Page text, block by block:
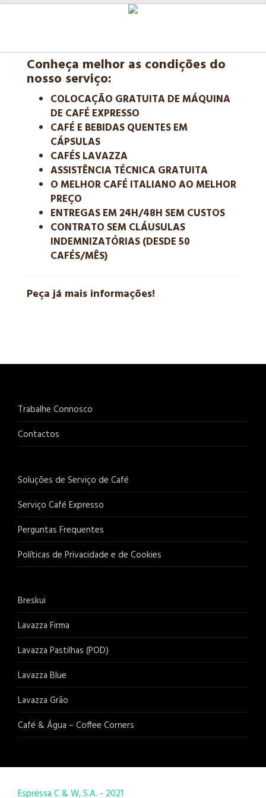
Conheça melhor as condições do
nosso serviço:
COLOCAÇÃO GRATUITA DE MÁQUINA
DE CAFÉ EXPRESSO
CAFÉ E BEBIDAS QUENTES EM
CÁPSULAS
CAFÉS LAVAZZA
ASSISTÊNCIA TÉCNICA GRATUITA
O MELHOR CAFÉ ITALIANO AO MELHOR
PREÇO
ENTREGAS EM 24H/48H SEM CUSTOS
CONTRATO SEM CLÁUSULAS
INDEMNIZATÓRIAS (DESDE 50
CAFÉS/MÊS)
Peça já mais informações!
Trabalhe Connosco
Contactos
Soluções de Serviço de Café
Serviço Café Expresso
Perguntas Frequentes
Políticas de Privacidade e de Cookies
Breskui
Lavazza Firma
Lavazza Pastilhas (POD)
Lavazza Blue
Lavazza Grão
Café & Água – Coffee Corners
Espressa C & W, S.A. - 2021